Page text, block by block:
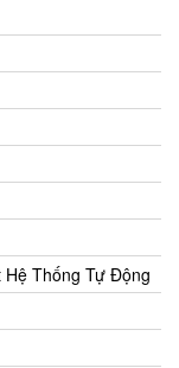
Hệ Thống Tự Động